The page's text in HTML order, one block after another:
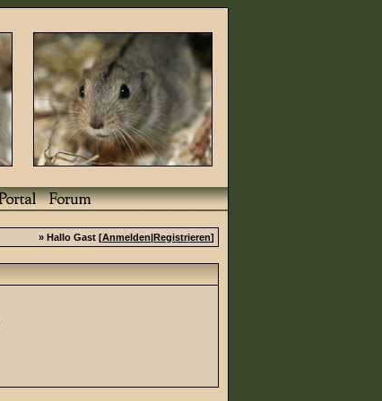
» Hallo Gast [Anmelden|Registrieren]